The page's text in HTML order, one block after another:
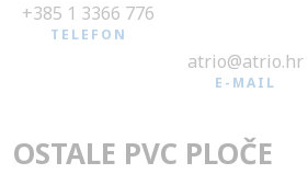
+385 1 3366 776
TELEFON
atrio@atrio.hr
E-MAIL
OSTALE PVC PLOČE